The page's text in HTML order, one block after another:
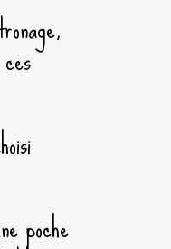
poche